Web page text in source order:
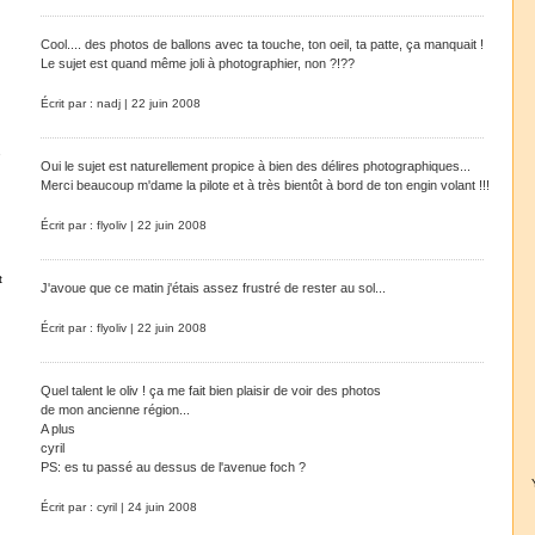
Cool.... des photos de ballons avec ta touche, ton oeil, ta patte, ça manquait !
Le sujet est quand même joli à photographier, non ?!??
Écrit par : nadj | 22 juin 2008
Oui le sujet est naturellement propice à bien des délires photographiques...
Merci beaucoup m'dame la pilote et à très bientôt à bord de ton engin volant !!!
Écrit par : flyoliv | 22 juin 2008
J'avoue que ce matin j'étais assez frustré de rester au sol...
Écrit par : flyoliv | 22 juin 2008
Quel talent le oliv ! ça me fait bien plaisir de voir des photos
de mon ancienne région...
A plus
cyril
PS: es tu passé au dessus de l'avenue foch ?
Écrit par : cyril | 24 juin 2008